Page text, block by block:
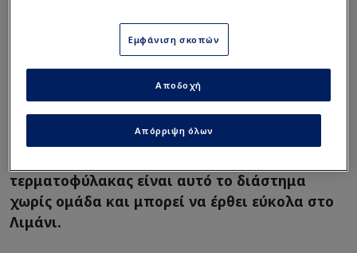
Τζολάκης να δοθεί δανεικός για να πάρει
Σύμφωνα με όσα κυκλοφορούν στα
δημοσιογραφικά γραφεία ο Κίκο Κασίγια είναι
εκείνος που απασχολεί τους Κορδόν και
τερματοφύλακας είναι αυτό το διάστημα
χωρίς ομάδα και μπορεί να έρθει εύκολα στο
Λιμάνι.
Εμφάνιση σκοπών
Απόρριψη όλων
Αποδοχή